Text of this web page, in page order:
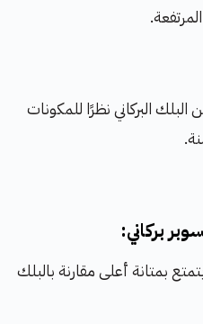
البركاني نظرًا للمكونات
بركاني:
بمتانة أعلى مقارنة بالبلك